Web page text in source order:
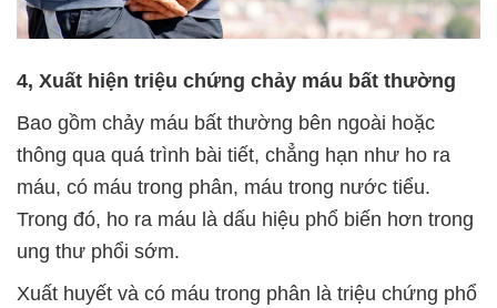
4, Xuất hiện triệu chứng chảy máu bất thường
Bao gồm chảy máu bất thường bên ngoài hoặc
thông qua quá trình bài tiết, chẳng hạn như ho ra
máu, có máu trong phân, máu trong nước tiểu.
Trong đó, ho ra máu là dấu hiệu phổ biến hơn trong
ung thư phổi sớm.
Xuất huyết và có máu trong phân là triệu chứng phổ